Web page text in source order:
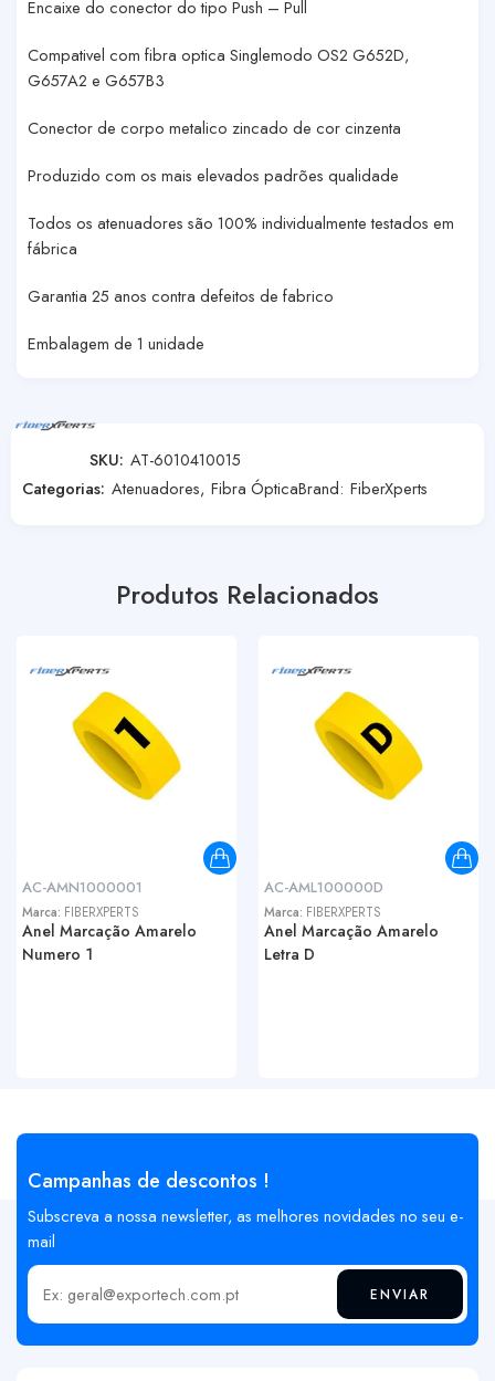
Encaixe do conector do tipo Push – Pull
Compativel com fibra optica Singlemodo OS2 G652D,
G657A2 e G657B3
Conector de corpo metalico zincado de cor cinzenta
Produzido com os mais elevados padrões qualidade
Todos os atenuadores são 100% individualmente testados em
fábrica
Garantia 25 anos contra defeitos de fabrico
Embalagem de 1 unidade
SKU: AT-6010410015
Categorias: Atenuadores, Fibra ÓpticaBrand: FiberXperts
Produtos Relacionados
AC-AMN1000001
Marca: FIBERXPERTS
Anel Marcação Amarelo
Numero 1
AC-AML100000D
Marca: FIBERXPERTS
Anel Marcação Amarelo
Letra D
Campanhas de descontos !
Subscreva a nossa newsletter, as melhores novidades no seu e-
mail
Insira o seu email ENVIAR